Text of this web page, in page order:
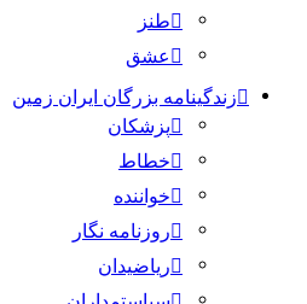
طنز
عشق
زندگینامه بزرگان ایران زمین
پزشکان
خطاط
خواننده
روزنامه نگار
ریاضیدان